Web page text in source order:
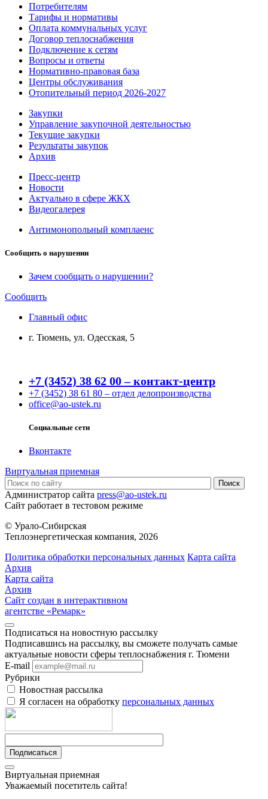
Потребителям
Тарифы и нормативы
Оплата коммунальных услуг
Договор теплоснабжения
Подключение к сетям
Вопросы и ответы
Нормативно-правовая база
Центры обслуживания
Отопительный период 2026-2027
Закупки
Управление закупочной деятельностью
Текущие закупки
Результаты закупок
Архив
Пресс-центр
Новости
Актуально в сфере ЖКХ
Видеогалерея
Антимонопольный комплаенс
Сообщить о нарушении
Зачем сообщать о нарушении?
Сообщить
Главный офис
г. Тюмень, ул. Одесская, 5
+7 (3452) 38 62 00 – контакт-центр
+7 (3452) 38 61 80 – отдел делопроизводства
office@ao-ustek.ru
Социальные сети
Вконтакте
Виртуальная приемная
Администратор сайта press@ao-ustek.ru
Сайт работает в тестовом режиме
© Урало-Сибирская
Теплоэнергетическая компания, 2026
Политика обработки персональных данных Карта сайта
Архив
Карта сайта
Архив
Сайт создан в интерактивном
агентстве «Ремарк»
Подписаться на новостную рассылку
Подписавшись на рассылку, вы сможете получать самые
актуальные новости сферы теплоснабжения г. Тюмени
E-mail
Рубрики
Новостная рассылка
Я согласен на обработку персональных данных
Подписаться
Виртуальная приемная
Уважаемый посетитель сайта!